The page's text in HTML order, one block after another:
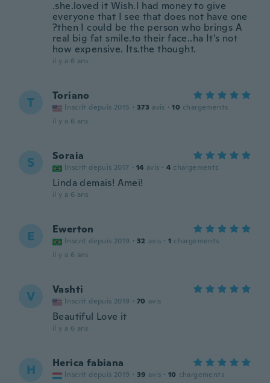
.she.loved it Wish.I had money to give
everyone that I see that does not have one
?then I could be the person who brings A
real big fat smile.to their face..ha It's not
how expensive. Its.the thought.
il y a 6 ans
T Toriano
Inscrit depuis 2015 · 373 avis · 10 chargements
il y a 6 ans
S Soraia
Inscrit depuis 2017 · 14 avis · 4 chargements
Linda demais! Amei!
il y a 6 ans
E Ewerton
Inscrit depuis 2019 · 32 avis · 1 chargements
il y a 6 ans
V Vashti
Inscrit depuis 2019 · 70 avis
Beautiful Love it
il y a 6 ans
H Herica fabiana
Inscrit depuis 2019 · 39 avis · 10 chargements